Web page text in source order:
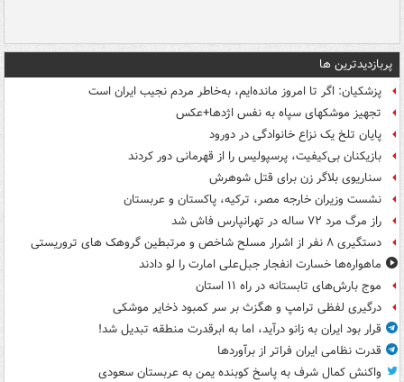
پربازدیدترین ها
پزشکیان: اگر تا امروز مانده‌ایم، به‌خاطر مردم نجیب ایران است
تجهیز موشکهای سپاه به نفس اژدها+عکس
پایان تلخ یک نزاع خانوادگی در دورود
بازیکنان بی‌کیفیت، پرسپولیس را از قهرمانی دور کردند
سناریوی بلاگر زن برای قتل شوهرش
نشست وزیران خارجه مصر، ترکیه، پاکستان و عربستان
راز مرگ مرد ۷۲ ساله در تهرانپارس فاش شد
دستگیری ۸ نفر از اشرار مسلح شاخص و مرتبطین گروهک های تروریستی
ماهواره‌ها خسارت انفجار جبل‌علی امارت را لو دادند
موج بارش‌های تابستانه در راه ۱۱ استان
درگیری لفظی ترامپ و هگزث بر سر کمبود ذخایر موشکی
قرار بود ایران به زانو درآید، اما به ابرقدرت منطقه تبدیل شد!
قدرت نظامی ایران فراتر از برآوردها
واکنش کمال شرف به پاسخ کوبنده یمن به عربستان سعودی